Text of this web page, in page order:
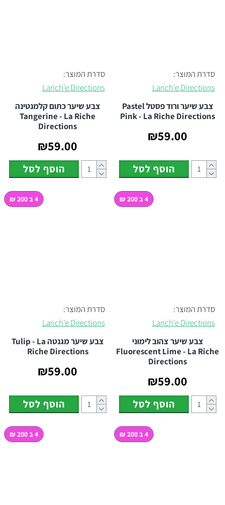
סדרת המוצר:
Larich'e Directions
צבע שיער ורוד פסטל Pastel
Pink - La Riche Directions
₪59.00
הוסף לסל
סדרת המוצר:
Larich'e Directions
צבע שיער כתום קלמנטינה
Tangerine - La Riche
Directions
₪59.00
הוסף לסל
4 ב 200 ₪
סדרת המוצר:
Larich'e Directions
צבע שיער צהוב לימוני
Fluorescent Lime - La Riche
Directions
₪59.00
הוסף לסל
4 ב 200 ₪
סדרת המוצר:
Larich'e Directions
צבע שיער מגנטה Tulip - La
Riche Directions
₪59.00
הוסף לסל
4 ב 200 ₪ 4 ב 200 ₪